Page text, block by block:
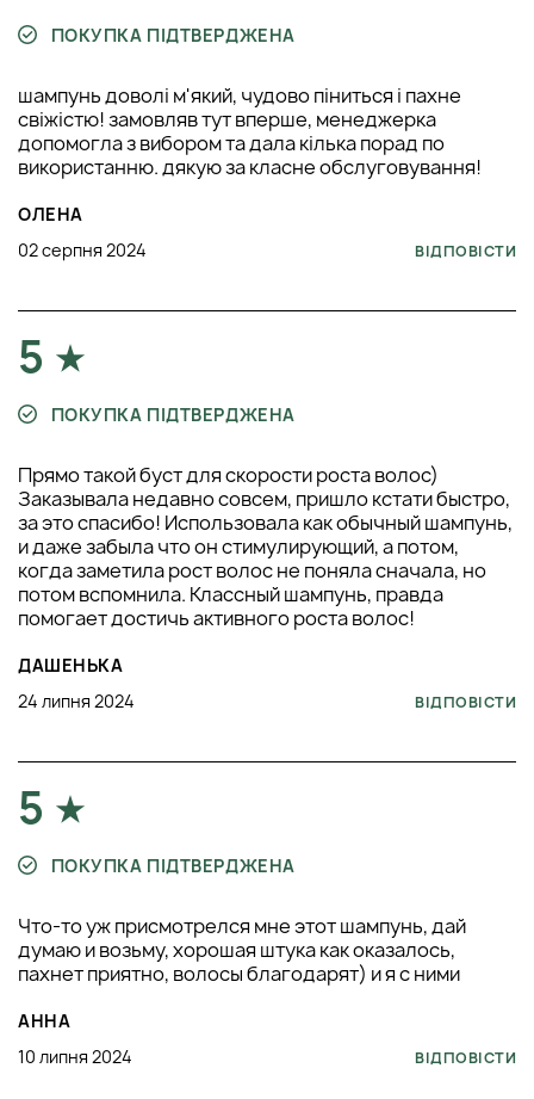
ПОКУПКА ПІДТВЕРДЖЕНА
шампунь доволі м'який, чудово піниться і пахне
свіжістю! замовляв тут вперше, менеджерка
допомогла з вибором та дала кілька порад по
використанню. дякую за класне обслуговування!
ОЛЕНА
02 серпня 2024
ВІДПОВІСТИ
5
ПОКУПКА ПІДТВЕРДЖЕНА
Прямо такой буст для скорости роста волос)
Заказывала недавно совсем, пришло кстати быстро,
за это спасибо! Использовала как обычный шампунь,
и даже забыла что он стимулирующий, а потом,
когда заметила рост волос не поняла сначала, но
потом вспомнила. Классный шампунь, правда
помогает достичь активного роста волос!
ДАШЕНЬКА
24 липня 2024
ВІДПОВІСТИ
5
ПОКУПКА ПІДТВЕРДЖЕНА
Что-то уж присмотрелся мне этот шампунь, дай
думаю и возьму, хорошая штука как оказалось,
пахнет приятно, волосы благодарят) и я с ними
АННА
10 липня 2024
ВІДПОВІСТИ